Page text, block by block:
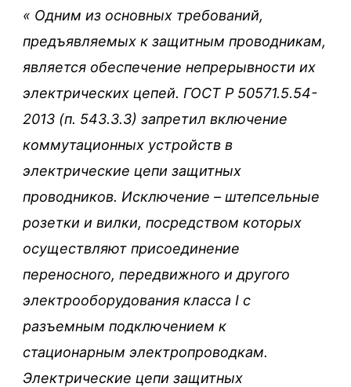
« Одним из основных требований,
предъявляемых к защитным проводникам,
является обеспечение непрерывности их
электрических цепей. ГОСТ Р 50571.5.54-
2013 (п. 543.3.3) запретил включение
коммутационных устройств в
электрические цепи защитных
проводников. Исключение – штепсельные
розетки и вилки, посредством которых
осуществляют присоединение
переносного, передвижного и другого
электрооборудования класса I с
разъемным подключением к
стационарным электропроводкам.
Электрические цепи защитных